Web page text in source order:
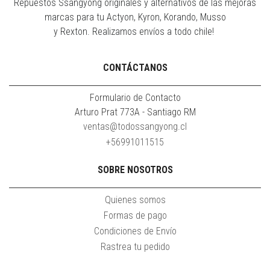
Repuestos Ssangyong originales y alternativos de las mejoras
marcas para tu Actyon, Kyron, Korando, Musso
y Rexton. Realizamos envíos a todo chile!
CONTÁCTANOS
Formulario de Contacto
Arturo Prat 773A - Santiago RM
ventas@todossangyong.cl
+56991011515
SOBRE NOSOTROS
Quienes somos
Formas de pago
Condiciones de Envío
Rastrea tu pedido